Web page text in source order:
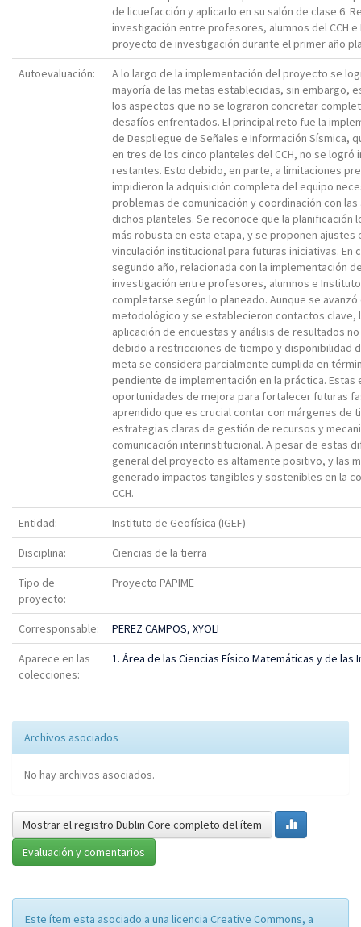
de licuefacción y aplicarlo en su salón de clase 6.
investigación entre profesores, alumnos del CCH
proyecto de investigación durante el primer año
Autoevaluación:
A lo largo de la implementación del proyecto se
mayoría de las metas establecidas, sin embargo,
los aspectos que no se lograron concretar
desafíos enfrentados. El principal reto fue la
de Despliegue de Señales e Información Sísmica,
en tres de los cinco planteles del CCH, no se logró
restantes. Esto debido, en parte, a limitaciones
impidieron la adquisición completa del equipo
problemas de comunicación y coordinación con
dichos planteles. Se reconoce que la planificación
más robusta en esta etapa, y se proponen ajustes
vinculación institucional para futuras iniciativas. En
segundo año, relacionada con la implementación
investigación entre profesores, alumnos e
completarse según lo planeado. Aunque se
metodológico y se establecieron contactos clave,
aplicación de encuestas y análisis de resultados
debido a restricciones de tiempo y disponibilidad
meta se considera parcialmente cumplida en
pendiente de implementación en la práctica.
oportunidades de mejora para fortalecer futuras
aprendido que es crucial contar con márgenes de
estrategias claras de gestión de recursos y
comunicación interinstitucional. A pesar de estas
general del proyecto es altamente positivo, y las
generado impactos tangibles y sostenibles en la
CCH.
Entidad: Instituto de Geofísica (IGEF)
Disciplina: Ciencias de la tierra
Tipo de
proyecto:
Proyecto PAPIME
Corresponsable: PEREZ CAMPOS, XYOLI
Aparece en las
colecciones:
1. Área de las Ciencias Físico Matemáticas y de las
Archivos asociados
No hay archivos asociados.
Mostrar el registro Dublin Core completo del ítem
Evaluación y comentarios
Este ítem esta asociado a una licencia Creative Commons, a